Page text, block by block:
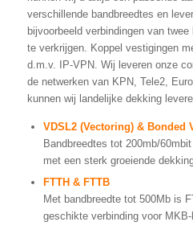
verschillende bandbreedtes en
bijvoorbeeld verbindingen van
te verkrijgen. Koppel vestigingen
d.m.v. IP-VPN. Wij leveren onze
de netwerken van KPN, Tele2,
kunnen wij landelijke dekking
VDSL2 (Vectoring) & Bonded
Bandbreedtes tot 200mb/
met een sterk groeiende
FTTH & FTTB
Met bandbreedte tot 500Mb is
geschikte verbinding voor